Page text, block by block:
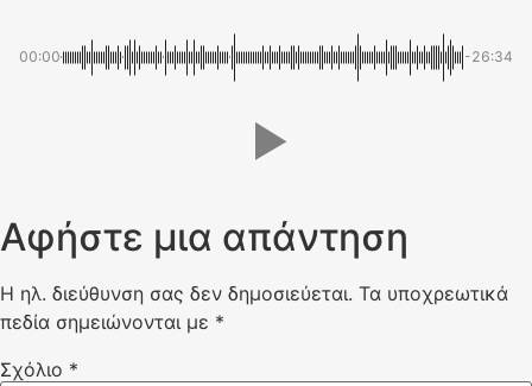
00:00 -26:34
Αφήστε μια απάντηση
Η ηλ. διεύθυνση σας δεν δημοσιεύεται. Τα υποχρεωτικά
πεδία σημειώνονται με *
Σχόλιο *